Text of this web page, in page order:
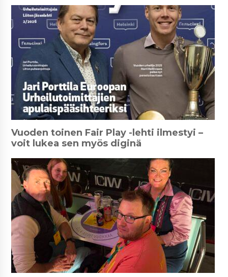
Vuoden toinen Fair Play -lehti ilmestyi –
voit lukea sen myös diginä